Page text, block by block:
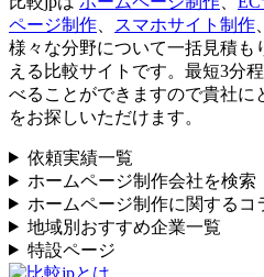
ページ制作
スマホサイト制作
様々な分野について一括見積も
える比較サイトです。最短3分
べることができますので貴社に
をお探しいただけます。
依頼実績一覧
ホームページ制作会社を検索
ホームページ制作に関するコ
地域別おすすめ企業一覧
特設ページ